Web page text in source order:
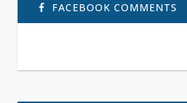
FACEBOOK COMMENTS